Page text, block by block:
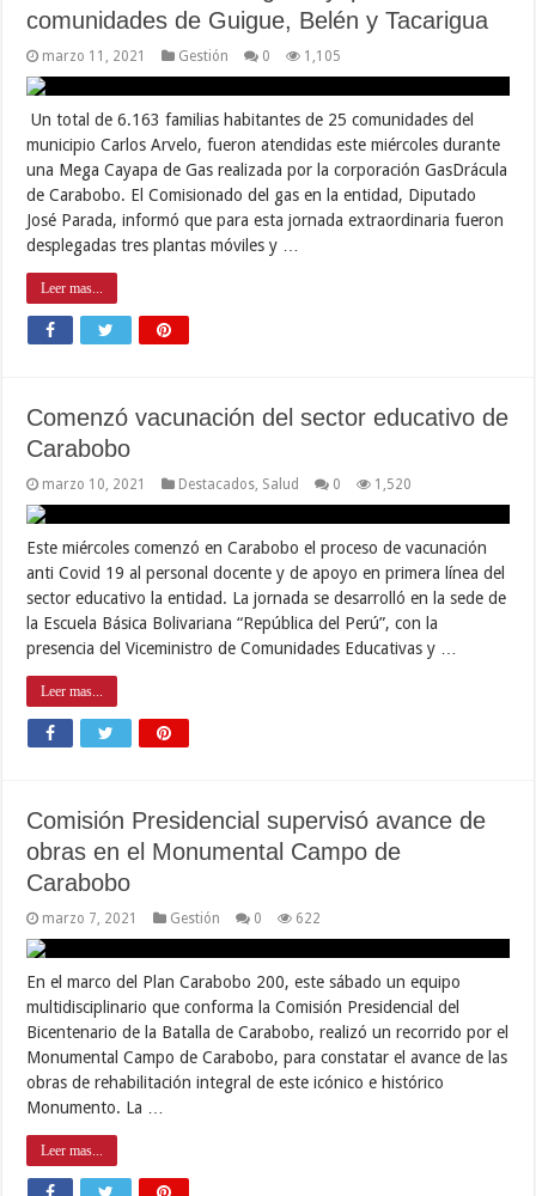
comunidades de Guigue, Belén y Tacarigua
marzo 11, 2021 Gestión 0 1,105
Un total de 6.163 familias habitantes de 25 comunidades del
municipio Carlos Arvelo, fueron atendidas este miércoles durante
una Mega Cayapa de Gas realizada por la corporación GasDrácula
de Carabobo. El Comisionado del gas en la entidad, Diputado
José Parada, informó que para esta jornada extraordinaria fueron
desplegadas tres plantas móviles y …
Leer mas...
Comenzó vacunación del sector educativo de
Carabobo
marzo 10, 2021 Destacados Salud 0 1,520
Este miércoles comenzó en Carabobo el proceso de vacunación
anti Covid 19 al personal docente y de apoyo en primera línea del
sector educativo la entidad. La jornada se desarrolló en la sede de
la Escuela Básica Bolivariana “República del Perú”, con la
presencia del Viceministro de Comunidades Educativas y …
Leer mas...
Comisión Presidencial supervisó avance de
obras en el Monumental Campo de
Carabobo
marzo 7, 2021 Gestión 0 622
En el marco del Plan Carabobo 200, este sábado un equipo
multidisciplinario que conforma la Comisión Presidencial del
Bicentenario de la Batalla de Carabobo, realizó un recorrido por el
Monumental Campo de Carabobo, para constatar el avance de las
obras de rehabilitación integral de este icónico e histórico
Monumento. La …
Leer mas...